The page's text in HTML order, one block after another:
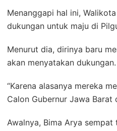
Menanggapi hal ini,
dukungan untuk maju di
Menurut dia, dirinya baru
akan menyatakan dukungan.
“Karena alasanya mereka
Calon Gubernur Jawa Barat
Awalnya, Bima Arya